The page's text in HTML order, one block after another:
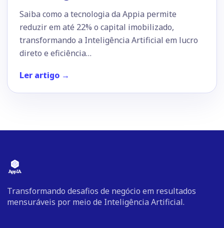
Saiba como a tecnologia da Appia permite
reduzir em até 22% o capital imobilizado,
transformando a Inteligência Artificial em lucro
direto e eficiência…
Ler artigo →
Transformando desafios de negócio em resultados
mensuráveis por meio de Inteligência Artificial.